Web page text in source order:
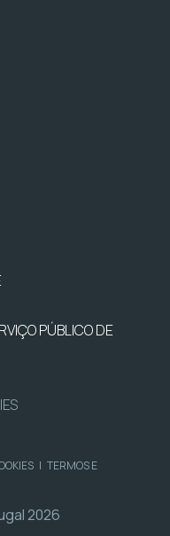
PÚBLICO DE
| TERMOS E
2026